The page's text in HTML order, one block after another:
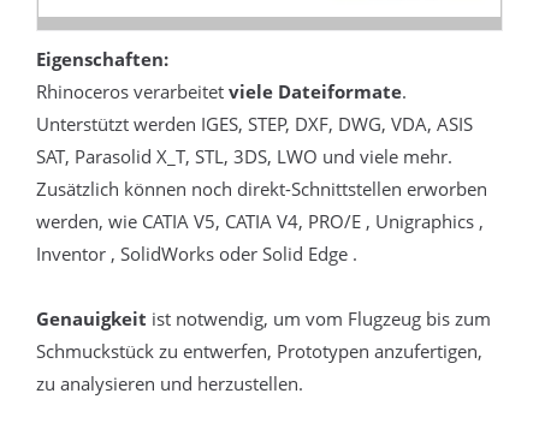
Eigenschaften:
Rhinoceros verarbeitet viele Dateiformate.
Unterstützt werden IGES, STEP, DXF, DWG, VDA, ASIS
SAT, Parasolid X_T, STL, 3DS, LWO und viele mehr.
Zusätzlich können noch direkt-Schnittstellen erworben
werden, wie CATIA V5, CATIA V4, PRO/E , Unigraphics ,
Inventor , SolidWorks oder Solid Edge .
Genauigkeit ist notwendig, um vom Flugzeug bis zum
Schmuckstück zu entwerfen, Prototypen anzufertigen,
zu analysieren und herzustellen.